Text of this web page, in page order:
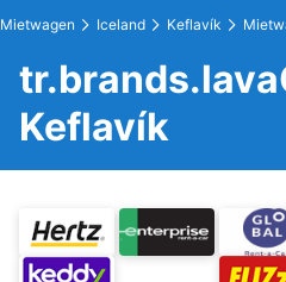
Mietwagen Iceland Keflavík
Keflavík